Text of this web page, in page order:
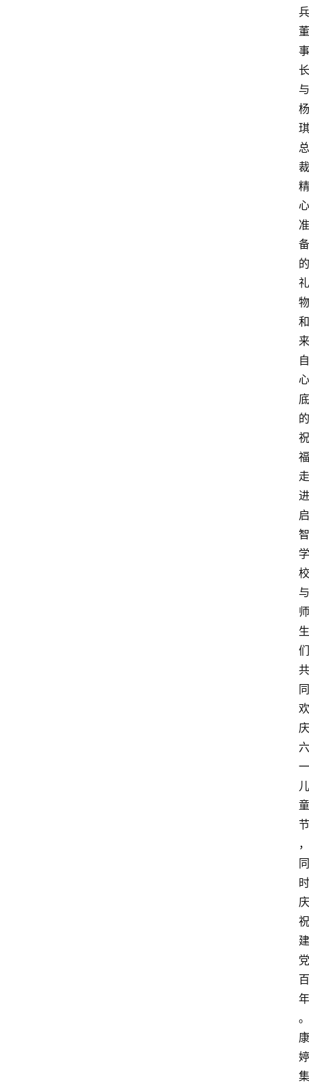
兵
董
事
长
与
杨
琪
总
裁
精
心
准
备
的
礼
物
和
来
自
心
底
的
祝
福
走
进
启
智
学
校
与
师
生
们
共
同
欢
庆
六
一
儿
童
节
，
同
时
庆
祝
建
党
百
年
。
康
婷
集